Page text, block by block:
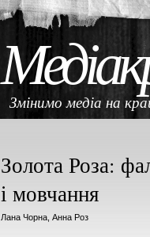
Змінимо медіа
Золота Роза:
і мовчання
Лана Чорна, Анна Роз